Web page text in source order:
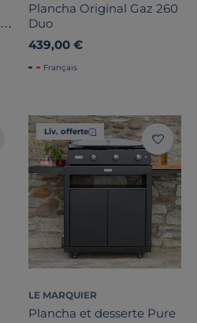
Plancha Original Gaz 260
Duo
439,00 €
Français
Liv. offerte
LE MARQUIER
Plancha et desserte Pure